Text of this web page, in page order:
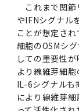
これまで関節
やIFNシグナル
ことが想定さ
細胞のOSMシ
しての重要性
より線維芽細
IL-6シグナルも
により線維芽